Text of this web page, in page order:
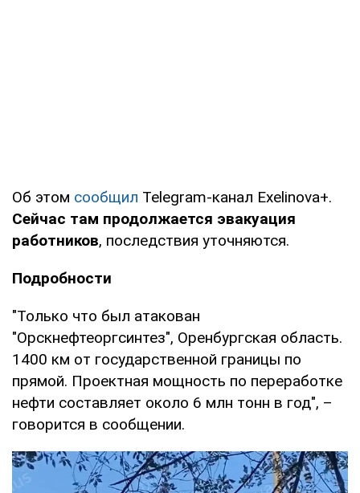
Об этом сообщил Telegram-канал Exelinova+.
Сейчас там продолжается эвакуация
работников, последствия уточняются.
Подробности
"Только что был атакован
"Орскнефтеоргсинтез", Оренбургская область.
1400 км от государственной границы по
прямой. Проектная мощность по переработке
нефти составляет около 6 млн тонн в год", –
говорится в сообщении.